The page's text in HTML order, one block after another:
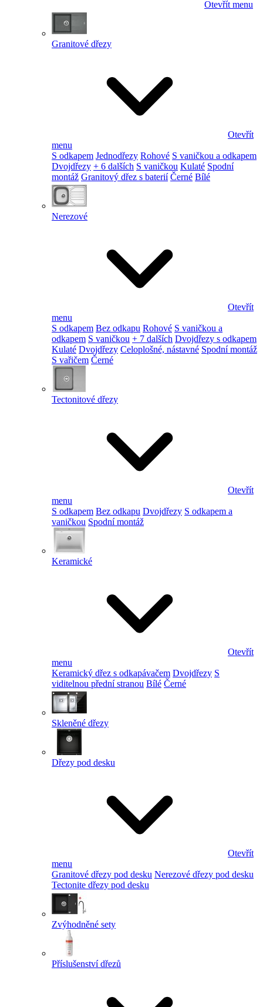
Otevřít menu
Granitové dřezy
Otevřít
menu
S odkapem Jednodřezy Rohové S vaničkou a odkapem
Dvojdřezy + 6 dalších S vaničkou Kulaté Spodní
montáž Granitový dřez s baterií Černé Bílé
Nerezové
Otevřít
menu
S odkapem Bez odkapu Rohové S vaničkou a
odkapem S vaničkou + 7 dalších Dvojdřezy s odkapem
Kulaté Dvojdřezy Celoplošné, nástavné Spodní montáž
S vařičem Černé
Tectonitové dřezy
Otevřít
menu
S odkapem Bez odkapu Dvojdřezy S odkapem a
vaničkou Spodní montáž
Keramické
Otevřít
menu
Keramický dřez s odkapávačem Dvojdřezy S
viditelnou přední stranou Bílé Černé
Skleněné dřezy
Dřezy pod desku
Otevřít
menu
Granitové dřezy pod desku Nerezové dřezy pod desku
Tectonite dřezy pod desku
Zvýhodněné sety
Příslušenství dřezů